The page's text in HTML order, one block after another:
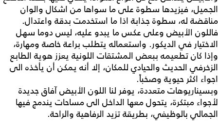
الجميل، فيزيدها سطوة على ما سواها من اشكال والوان
مناقضة له، سطوة جذابة اذا ما استخدمت بدقة واعتدال.
فاللون الأبيض وعلى عكس ما يبدو عليه، ليس دوما سهل
الاختيار في الديكور. واستعماله يتطلب براعة خاصة ومهارة،
وإذا كان تطعيمه ببعض المشتقات اللونية يعزز هوية الطابع
الزخرفي الحديث والحيادي للمكان، إلا أنه يمكن أن يأخذه الى
اجواء اكثر حيوية وصخباً.
وبسيناريوهات متعددة، يوفر لنا اللون الأبيض آفاق جديدة
لأجواء مبتكرة، يتحول معها الداخل الى مساحات يندمج فيها
الجمالي بالوظيفي، بطريقة تزيد الرفاهية والراحة.